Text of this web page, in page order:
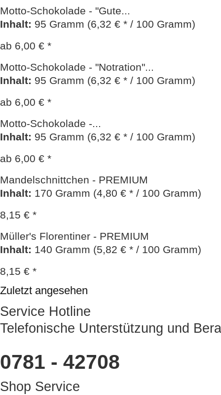
Motto-Schokolade - "Gute...
Inhalt: 95 Gramm (6,32 € * / 100 Gramm)
ab 6,00 € *
Motto-Schokolade - "Notration"...
Inhalt: 95 Gramm (6,32 € * / 100 Gramm)
ab 6,00 € *
Motto-Schokolade -...
Inhalt: 95 Gramm (6,32 € * / 100 Gramm)
ab 6,00 € *
Mandelschnittchen - PREMIUM
Inhalt: 170 Gramm (4,80 € * / 100 Gramm)
8,15 € *
Müller's Florentiner - PREMIUM
Inhalt: 140 Gramm (5,82 € * / 100 Gramm)
8,15 € *
Zuletzt angesehen
Service Hotline
Telefonische Unterstützung und
0781 - 42708
Shop Service